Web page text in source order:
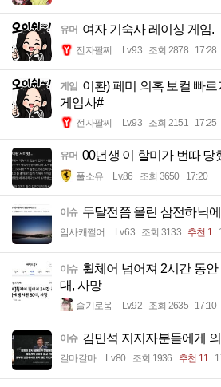
유머 여자 기숙사 레이싱 게임.
전자팔찌 Lv.93 조회 2878 17:28
게임
이환) 페미 의혹 보컬 빠
게임사#
전자팔찌 Lv.93 조회 2151 17:25
유머 00년생 이 할미가 번따 당
풀소유 Lv.86 조회 3650 17:20
이슈 두달전쯤 올린 삼전하닉
암사캐쩔어 Lv.63 조회 3133 추천 1
이슈 휠체어 넘어져 2시간 동
대, 사망
슬기로움 Lv.92 조회 2635 17:10
이슈 김민석 지지자분들에게
갈마갈마 Lv.80 조회 1936 추천 11